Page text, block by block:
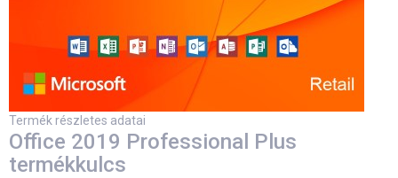
Termék részletes adatai
Office 2019 Professional Plus
termékkulcs